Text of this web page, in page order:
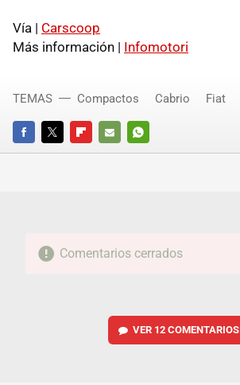
Vía | Carscoop
Más información | Infomotori
FACEBOOKTWITTERFLIPBOARD
E-
WHATSAPP
TEMAS Compactos Cabrio Fiat
Comentarios cerrados
VER 12 COMENTARIOS